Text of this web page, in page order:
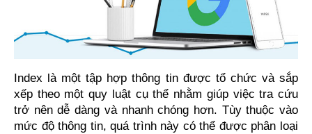
Index là một tập hợp thông tin được tổ chức và sắp
xếp theo một quy luật cụ thể nhằm giúp việc tra cứu
trở nên dễ dàng và nhanh chóng hơn. Tùy thuộc vào
mức độ thông tin, quá trình này có thể được phân loại